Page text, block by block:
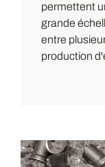
permettent
grande
entre
production